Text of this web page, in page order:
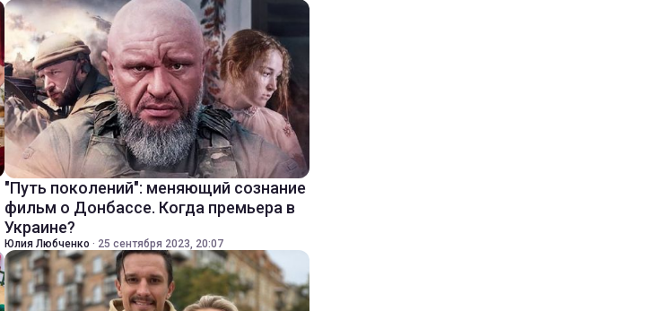
"Путь поколений": меняющий сознание
фильм о Донбассе. Когда премьера в
Украине?
Юлия Любченко · 25 сентября 2023, 20:07